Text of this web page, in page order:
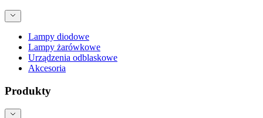
Lampy diodowe
Lampy żarówkowe
Urządzenia odblaskowe
Akcesoria
Produkty